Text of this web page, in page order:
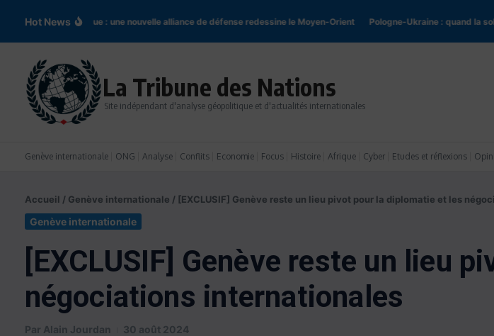
Hot News
de La Mecque : une nouvelle alliance de défense redessine le Moyen-Orient Pologne-Ukraine : quand la
La Tribune des Nations
Site indépendant d'analyse géopolitique et d'actualités internationales
Genève internationale ONG Analyse Conflits Economie Focus Histoire Afrique Cyber Etudes et réflexions
Accueil / Genève internationale / [EXCLUSIF] Genève reste un lieu pivot pour la diplomatie et les
Genève internationale
[EXCLUSIF] Genève reste un lieu
négociations internationales
Par Alain Jourdan 30 août 2024